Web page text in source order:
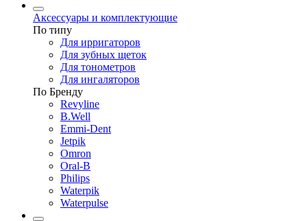
Аксессуары и комплектующие
По типу
Для ирригаторов
Для зубных щеток
Для тонометров
Для ингаляторов
По Бренду
Revyline
B.Well
Emmi-Dent
Jetpik
Omron
Oral-B
Philips
Waterpik
Waterpulse